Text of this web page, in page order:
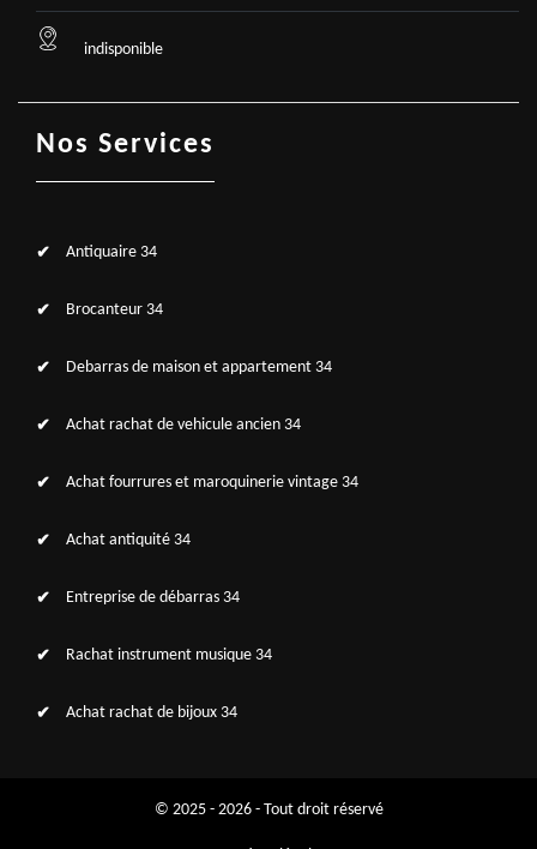
indisponible
Nos Services
Antiquaire 34
Brocanteur 34
Debarras de maison et appartement 34
Achat rachat de vehicule ancien 34
Achat fourrures et maroquinerie vintage 34
Achat antiquité 34
Entreprise de débarras 34
Rachat instrument musique 34
Achat rachat de bijoux 34
© 2025 - 2026 - Tout droit réservé